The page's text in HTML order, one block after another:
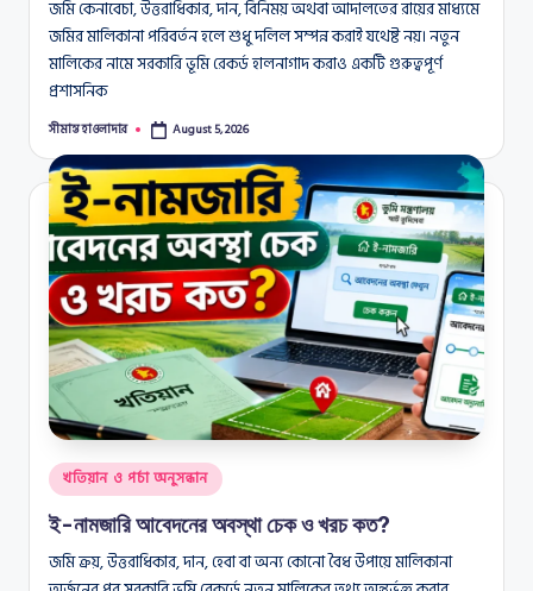
জমি কেনাবেচা, উত্তরাধিকার, দান, বিনিময় অথবা আদালতের রায়ের মাধ্যমে
জমির মালিকানা পরিবর্তন হলে শুধু দলিল সম্পন্ন করাই যথেষ্ট নয়। নতুন
মালিকের নামে সরকারি ভূমি রেকর্ড হালনাগাদ করাও একটি গুরুত্বপূর্ণ
প্রশাসনিক
Posted
সীমান্ত হাওলাদার August 5, 2026
Posted
in
খতিয়ান ও পর্চা অনুসন্ধান
ই-নামজারি আবেদনের অবস্থা চেক ও খরচ কত?
জমি ক্রয়, উত্তরাধিকার, দান, হেবা বা অন্য কোনো বৈধ উপায়ে মালিকানা